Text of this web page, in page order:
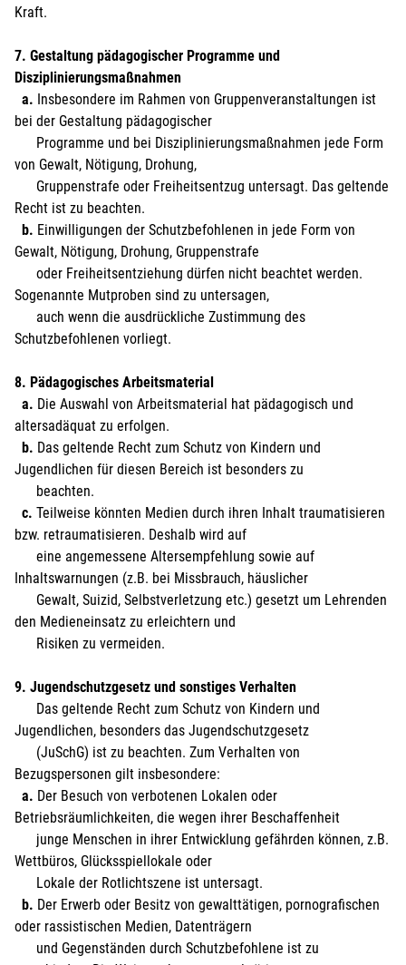
Kraft.
7. Gestaltung pädagogischer Programme und
Disziplinierungsmaßnahmen
a. Insbesondere im Rahmen von Gruppenveranstaltungen ist
bei der Gestaltung pädagogischer
Programme und bei Disziplinierungsmaßnahmen jede Form
von Gewalt, Nötigung, Drohung,
Gruppenstrafe oder Freiheitsentzug untersagt. Das geltende
Recht ist zu beachten.
b. Einwilligungen der Schutzbefohlenen in jede Form von
Gewalt, Nötigung, Drohung, Gruppenstrafe
oder Freiheitsentziehung dürfen nicht beachtet werden.
Sogenannte Mutproben sind zu untersagen,
auch wenn die ausdrückliche Zustimmung des
Schutzbefohlenen vorliegt.
8. Pädagogisches Arbeitsmaterial
a. Die Auswahl von Arbeitsmaterial hat pädagogisch und
altersadäquat zu erfolgen.
b. Das geltende Recht zum Schutz von Kindern und
Jugendlichen für diesen Bereich ist besonders zu
beachten.
c. Teilweise könnten Medien durch ihren Inhalt traumatisieren
bzw. retraumatisieren. Deshalb wird auf
eine angemessene Altersempfehlung sowie auf
Inhaltswarnungen (z.B. bei Missbrauch, häuslicher
Gewalt, Suizid, Selbstverletzung etc.) gesetzt um Lehrenden
den Medieneinsatz zu erleichtern und
Risiken zu vermeiden.
9. Jugendschutzgesetz und sonstiges Verhalten
Das geltende Recht zum Schutz von Kindern und
Jugendlichen, besonders das Jugendschutzgesetz
(JuSchG) ist zu beachten. Zum Verhalten von
Bezugspersonen gilt insbesondere:
a. Der Besuch von verbotenen Lokalen oder
Betriebsräumlichkeiten, die wegen ihrer Beschaffenheit
junge Menschen in ihrer Entwicklung gefährden können, z.B.
Wettbüros, Glücksspiellokale oder
Lokale der Rotlichtszene ist untersagt.
b. Der Erwerb oder Besitz von gewalttätigen, pornografischen
oder rassistischen Medien, Datenträgern
und Gegenständen durch Schutzbefohlene ist zu